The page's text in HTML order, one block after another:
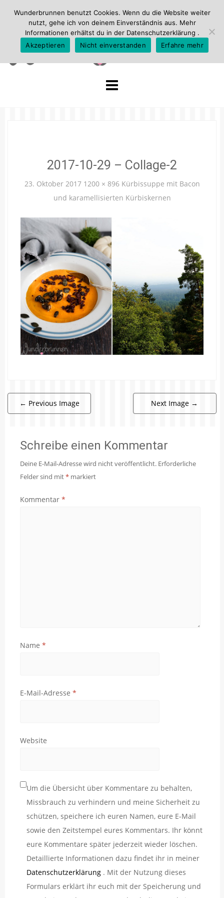
2017-10-29 – Collage-2
23. Oktober 2017 1200 × 896 Kürbissuppe mit Bacon
und karamellisierten Kürbiskernen
← Previous Image Next Image →
Schreibe einen Kommentar
Deine E-Mail-Adresse wird nicht veröffentlicht. Erforderliche
Felder sind mit* markiert
Kommentar *
Name *
E-Mail-Adresse *
Website
Um die Übersicht über Kommentare zu behalten,
Missbrauch zu verhindern und meine Sicherheit zu
schützen, speichere ich euren Namen, eure E-Mail
sowie den Zeitstempel eures Kommentars. Ihr könnt
eure Kommentare später jederzeit wieder löschen.
Detaillierte Informationen dazu findet ihr in meiner
Datenschutzerklärung . Mit der Nutzung dieses
Formulars erklärt ihr euch mit der Speicherung und
Wunderbrunnen benutzt Cookies. Wenn du die Website weiter
nutzt, gehe ich von deinem Einverständnis aus. Mehr
Informationen erhältst du in der Datenschutzerklärung .
Akzeptieren
Nicht einverstanden Erfahre mehr